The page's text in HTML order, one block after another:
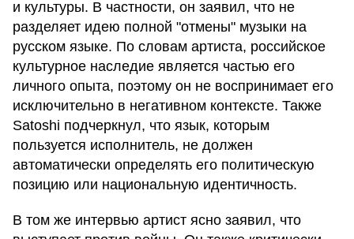
и культуры. В частности, он заявил, что не
разделяет идею полной "отмены" музыки на
русском языке. По словам артиста, российское
культурное наследие является частью его
личного опыта, поэтому он не воспринимает его
исключительно в негативном контексте. Также
Satoshi подчеркнул, что язык, которым
пользуется исполнитель, не должен
автоматически определять его политическую
позицию или национальную идентичность.
В том же интервью артист ясно заявил, что